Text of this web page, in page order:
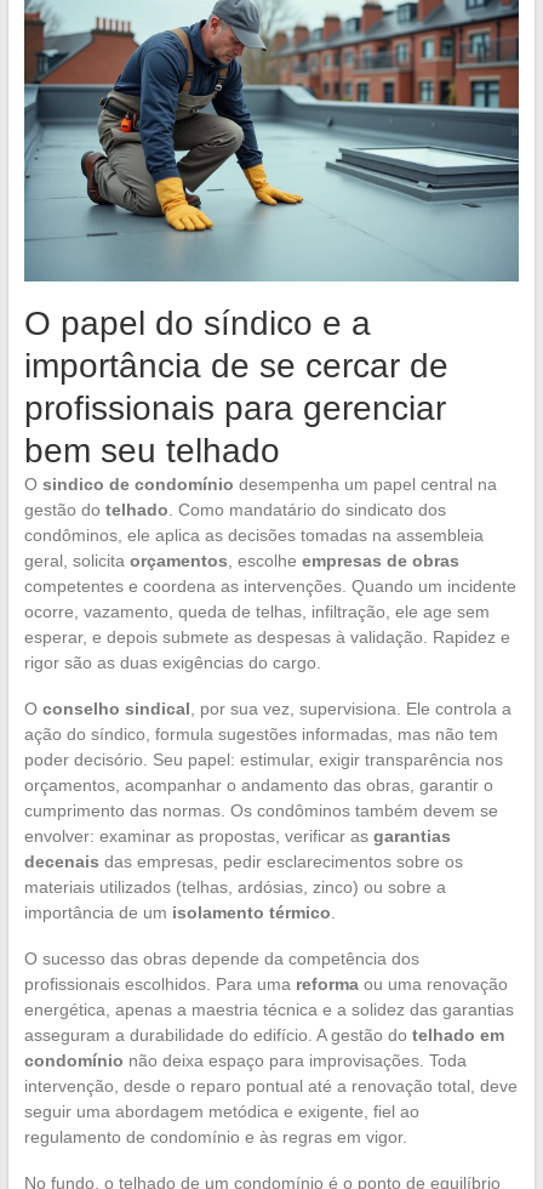
O papel do síndico e a
importância de se cercar de
profissionais para gerenciar
bem seu telhado
O sindico de condomínio desempenha um papel central na
gestão do telhado . Como mandatário do sindicato dos
condôminos, ele aplica as decisões tomadas na assembleia
geral, solicita orçamentos , escolhe empresas de obras
competentes e coordena as intervenções. Quando um incidente
ocorre, vazamento, queda de telhas, infiltração, ele age sem
esperar, e depois submete as despesas à validação. Rapidez e
rigor são as duas exigências do cargo.
O conselho sindical , por sua vez, supervisiona. Ele controla a
ação do síndico, formula sugestões informadas, mas não tem
poder decisório. Seu papel: estimular, exigir transparência nos
orçamentos, acompanhar o andamento das obras, garantir o
cumprimento das normas. Os condôminos também devem se
envolver: examinar as propostas, verificar as garantias
decenais das empresas, pedir esclarecimentos sobre os
materiais utilizados (telhas, ardósias, zinco) ou sobre a
importância de um isolamento térmico
O sucesso das obras depende da competência dos
profissionais escolhidos. Para uma reformaou uma renovação
energética, apenas a maestria técnica e a solidez das garantias
asseguram a durabilidade do edifício. A gestão do telhado em
condomínio não deixa espaço para improvisações. Toda
intervenção, desde o reparo pontual até a renovação total, deve
seguir uma abordagem metódica e exigente, fiel ao
regulamento de condomínio e às regras em vigor.
No fundo, o telhado de um condomínio é o ponto de equilíbrio